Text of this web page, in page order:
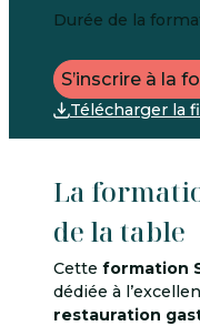
Durée de la
S’inscrire à la
Télécharger la
La
de la table
Cette formation
dédiée à
restauration